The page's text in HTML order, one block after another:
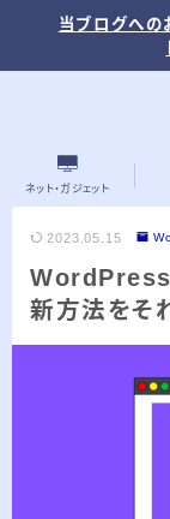
当ブログへの
最近の投稿
ネット・ガジェット
2023.05.15
WordPress
新方法をそ